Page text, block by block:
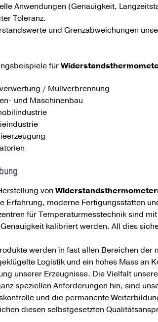
Anwendungen (Genauigkeit,
Toleranz.
und Grenzabweichungen
für
/ Müllverbrennung
und Maschinenbau
von
Erfahrung, moderne Fertigungsstätten
für Temperaturmesstechnik sind
kalibriert werden. All dies
werden in fast allen Bereichen
Logistik und ein hohes Mass an
unserer Erzeugnisse. Die Vielfalt
speziellen Anforderungen hin, sind
und die permanente
diesen selbstgesetzten